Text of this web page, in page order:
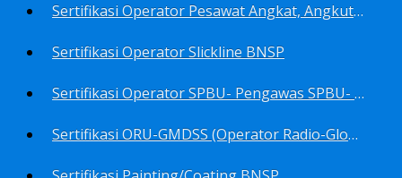
Sertifikasi Operator Pesawat Angkat, Angkut Dan Juru Ikat Beban BNSP
Sertifikasi Operator Slickline BNSP
Sertifikasi Operator SPBU- Pengawas SPBU- Teknisi SPBU- Teknisi Service Station SPBU BNSP
Sertifikasi ORU-GMDSS (Operator Radio-Global Maritime Distress&Safety System) BNSP